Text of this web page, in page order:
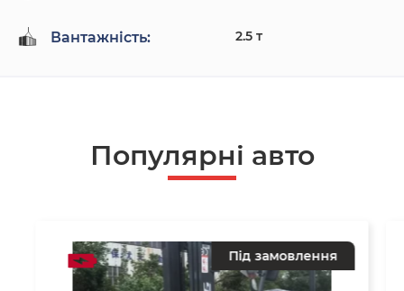
Вантажність: 2.5 т
Популярнi авто
Під замовлення